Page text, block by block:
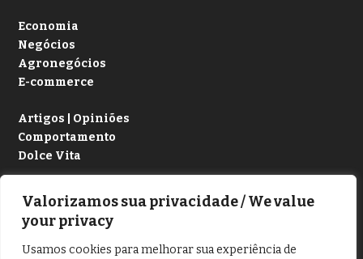
Valorizamos sua privacidade / We value
your privacy
Usamos cookies para melhorar sua experiência de
Economia
Negócios
Agronegócios
E-commerce
Artigos | Opiniões
Comportamento
Dolce Vita
Medicina
Mulher